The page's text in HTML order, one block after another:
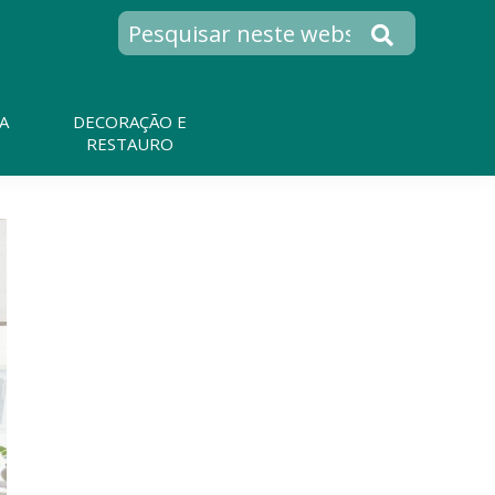
DECORAÇÃO E
RESTAURO